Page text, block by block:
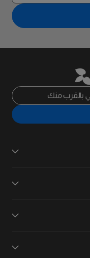
بالقرب منك